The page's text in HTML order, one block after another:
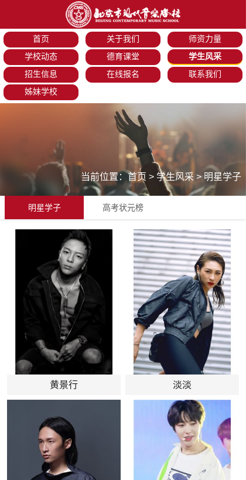
首页 关于我们
师资力量
学校动态
德育课堂
学生风采
招生信息
在线报名
联系我们
姊妹学校
当前位置：首页 > 学生风采 > 明星学子
明星学子 高考状元榜
黄景行 淡淡